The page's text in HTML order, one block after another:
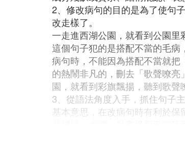
2、修改病句的目的是為了使句
改走樣了。
一走進西湖公園，就看到公園里
這個句子犯的是搭配不當的毛
病句時，不能因為搭配不當就
的熱鬧非凡的，刪去「歌聲嘹
園，就看到彩旗飄揚，聽到歌聲
3、從語法角度入手，抓住句子
基本意思，在改病句時有利於
分殘缺，主謂、動賓搭配不當等
糧庫主任的失職，使40噸小麥